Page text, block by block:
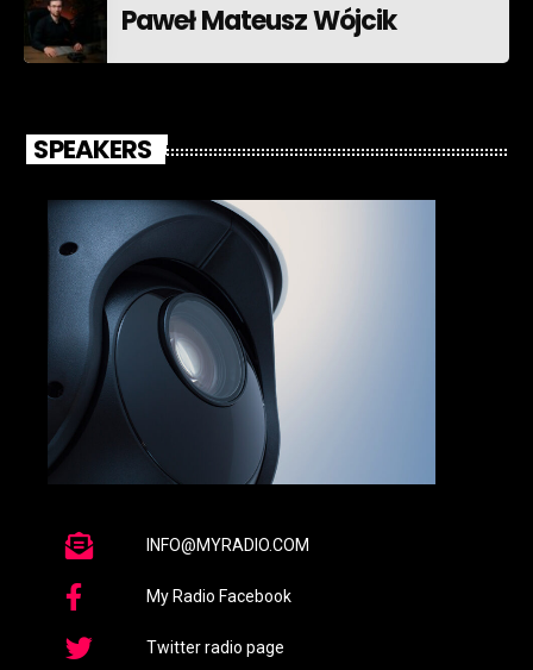
Paweł Mateusz Wójcik
SPEAKERS
INFO@MYRADIO.COM
My Radio Facebook
Twitter radio page